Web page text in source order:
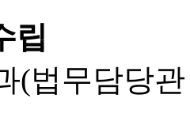
립
(법무담당